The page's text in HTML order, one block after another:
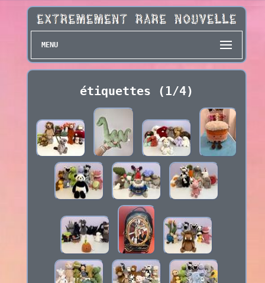
MENU
étiquettes (1/4)